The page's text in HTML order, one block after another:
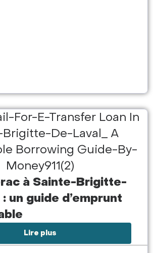
à Sainte-Brigitte-
un guide d’emprunt
Lire plus